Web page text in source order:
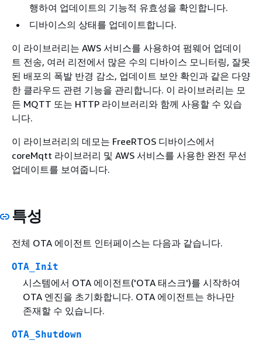
행하여 업데이트의 기능적 유효성을 확인합니다.
디바이스의 상태를 업데이트합니다.
이 라이브러리는 AWS 서비스를 사용하여 펌웨어 업데이
트 전송, 여러 리전에서 많은 수의 디바이스 모니터링, 잘못
된 배포의 폭발 반경 감소, 업데이트 보안 확인과 같은 다양
한 클라우드 관련 기능을 관리합니다. 이 라이브러리는 모
든 MQTT 또는 HTTP 라이브러리와 함께 사용할 수 있습
니다.
이 라이브러리의 데모는 FreeRTOS 디바이스에서
coreMqtt 라이브러리 및 AWS 서비스를 사용한 완전 무선
업데이트를 보여줍니다.
특성
전체 OTA 에이전트 인터페이스는 다음과 같습니다.
OTA_Init
시스템에서 OTA 에이전트('OTA 태스크')를 시작하여
OTA 엔진을 초기화합니다. OTA 에이전트는 하나만
존재할 수 있습니다.
OTA_Shutdown